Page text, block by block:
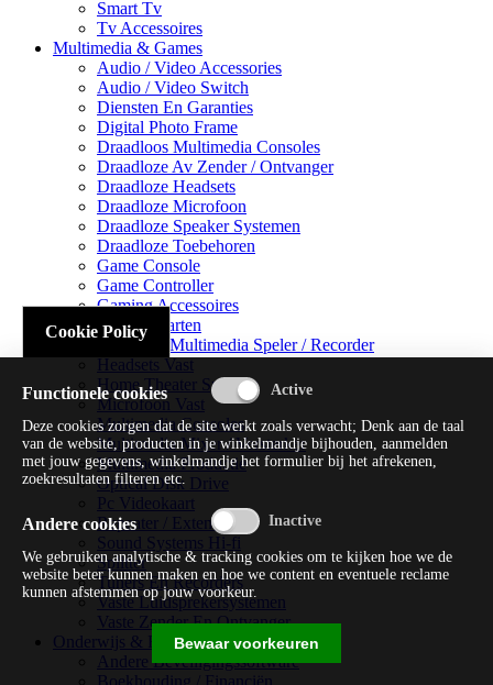
Smart Tv
Tv Accessoires
Multimedia & Games
Audio / Video Accessories
Audio / Video Switch
Diensten En Garanties
Digital Photo Frame
Draadloos Multimedia Consoles
Draadloze Av Zender / Ontvanger
Draadloze Headsets
Draadloze Microfoon
Draadloze Speaker Systemen
Draadloze Toebehoren
Game Console
Game Controller
Gaming Accessoires
Geluidskaarten
Handheld Multimedia Speler / Recorder
Headsets Vast
Home Theater Systems
Microfoon Vast
Multimedia Consoles
Multimedia Mixer / Versterker
Multimedia Productie
Optical Disk Drive
Pc Videokaart
Repeater / Extender
Sound Systems Hi-fi
Splitter
Tuners En Recorders
Vaste Luidsprekersystemen
Vaste Zender En Ontvanger
Onderwijs & Recreatie
Andere Beveiligingssoftware
Cookie Policy
Functionele cookies
Deze cookies zorgen dat de site werkt zoals verwacht; Denk aan de taal
van de website, producten in je winkelmandje bijhouden, aanmelden
met jouw gegevens, winkelmandje het formulier bij het afrekenen,
zoekresultaten filteren etc.
Andere cookies
We gebruiken analytische & tracking cookies om te kijken hoe we de
website beter kunnen maken en hoe we content en eventuele reclame
kunnen afstemmen op jouw voorkeur.
Bewaar voorkeuren